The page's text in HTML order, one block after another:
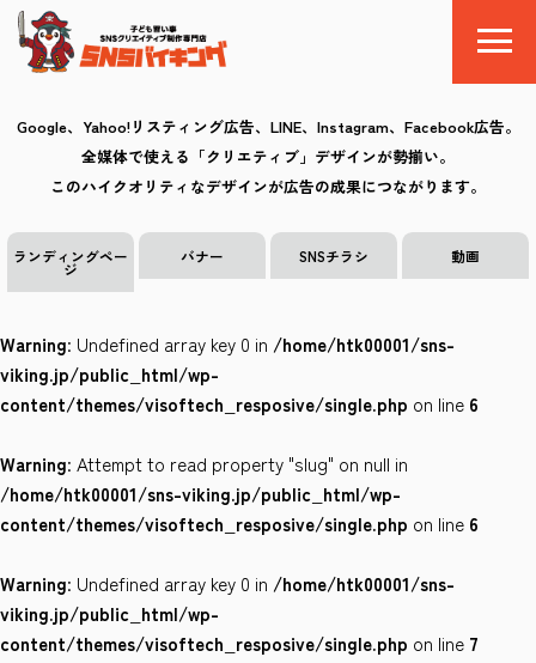
SNSバイキングとは
料金
制作の流れ
クリエイティブ
お気に入り
会社案内
サイトポリシー
Google、Yahoo!リスティング広告、LINE、Instagram、Facebook広告。
全媒体で使える「クリエティブ」デザインが勢揃い。
このハイクオリティなデザインが広告の成果につながります。
ランディングペー
ジ
バナー SNSチラシ 動画
Warning: Undefined array key 0 in /home/htk00001/sns-
viking.jp/public_html/wp-
content/themes/visoftech_resposive/single.php on line 6
Warning: Attempt to read property "slug" on null in
/home/htk00001/sns-viking.jp/public_html/wp-
content/themes/visoftech_resposive/single.php on line 6
Warning: Undefined array key 0 in /home/htk00001/sns-
viking.jp/public_html/wp-
content/themes/visoftech_resposive/single.php on line 7